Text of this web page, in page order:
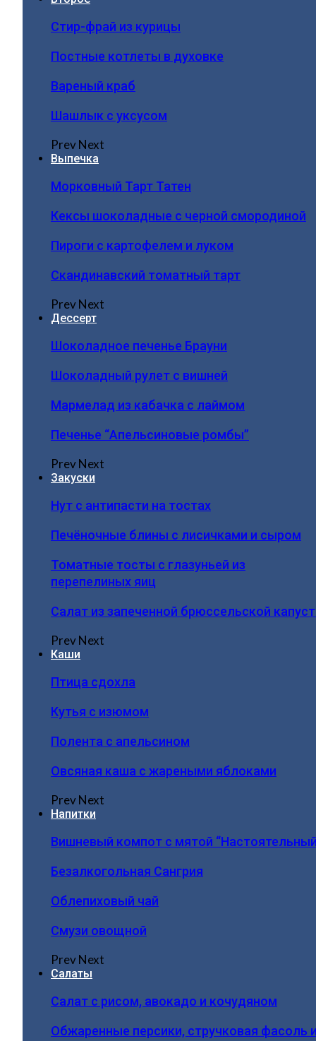
Стир-фрай из курицы
Постные котлеты в духовке
Вареный краб
Шашлык с уксусом
PrevNext
Выпечка
Морковный Тарт Татен
Кексы шоколадные с черной смородиной
Пироги c картофелем и луком
Скандинавский томатный тарт
PrevNext
Дессерт
Шоколадное печенье Брауни
Шоколадный рулет с вишней
Мармелад из кабачка с лаймом
Печенье “Апельсиновые ромбы”
PrevNext
Закуски
Нут с антипасти на тостах
Печёночные блины с лисичками и сыром
Томатные тосты с глазуньей из
перепелиных яиц
Салат из запеченной брюссельской
PrevNext
Каши
Птица сдохла
Кутья с изюмом
Полента с апельсином
Овсяная каша с жареными яблоками
PrevNext
Напитки
Вишневый компот с мятой
Безалкогольная Сангрия
Облепиховый чай
Смузи овощной
PrevNext
Салаты
Салат с рисом, авокадо и кочудяном
Обжаренные персики, стручковая фасоль